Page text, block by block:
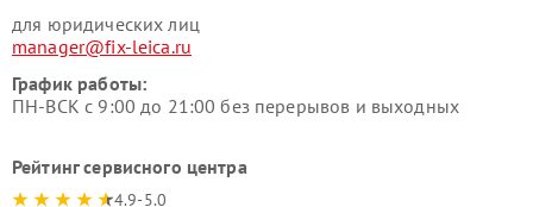
для юридических лиц
manager@fix-leica.ru
График работы:
ПН-ВСК с 9:00 до 21:00 без перерывов и выходных
Рейтинг сервисного центра
4.9-5.0